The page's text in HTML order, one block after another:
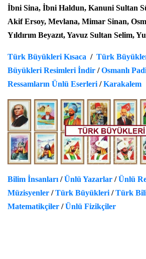
İbni Sina, İbni Haldun, Kanuni Sultan
Akif Ersoy, Mevlana, Mimar Sinan,
Yıldırım Beyazıt, Yavuz Sultan Selim,
Türk Büyükleri Kısaca / Türk
Büyükleri Resimleri İndir /Osmanlı
Ressamların Ünlü Eserleri / Karakalem
Bilim İnsanları /Ünlü Yazarlar /Ünlü
Müzisyenler /Türk Büyükleri /Türk
Matematikçiler /Ünlü Fizikçiler